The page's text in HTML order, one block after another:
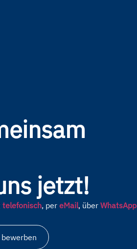
jetzt!
telefonisch, per eMail, über WhatsApp